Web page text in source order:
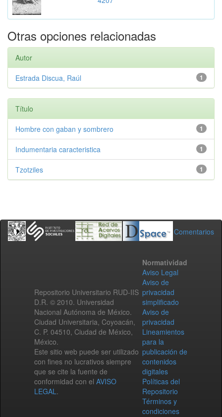
Otras opciones relacionadas
Autor
1
Estrada Discua, Raúl
Título
1
Hombre con gaban y sombrero
1
Indumentaria caracteristica
1
Tzotziles
Comentarios
Repositorio Universitario RUD-IIS
D.R. © 2010. Universidad
Nacional Autónoma de México.
Ciudad Universitaria, Coyoacán,
C. P. 04510, Ciudad de México,
México.
Este sitio web puede ser utilizado
con fines no lucrativos siempre
que se cite la fuente de
conformidad con el AVISO
LEGAL.
Normatividad
Aviso Legal
Aviso de
privacidad
simplificado
Aviso de
privacidad
Lineamientos
para la
publicación de
contenidos
digitales
Políticas del
Repositorio
Términos y
condiciones